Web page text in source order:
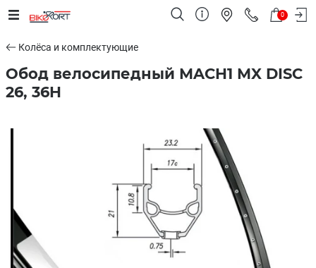
0
Колёса и комплектующие
Обод велосипедный MACH1 MX DISC
26, 36H